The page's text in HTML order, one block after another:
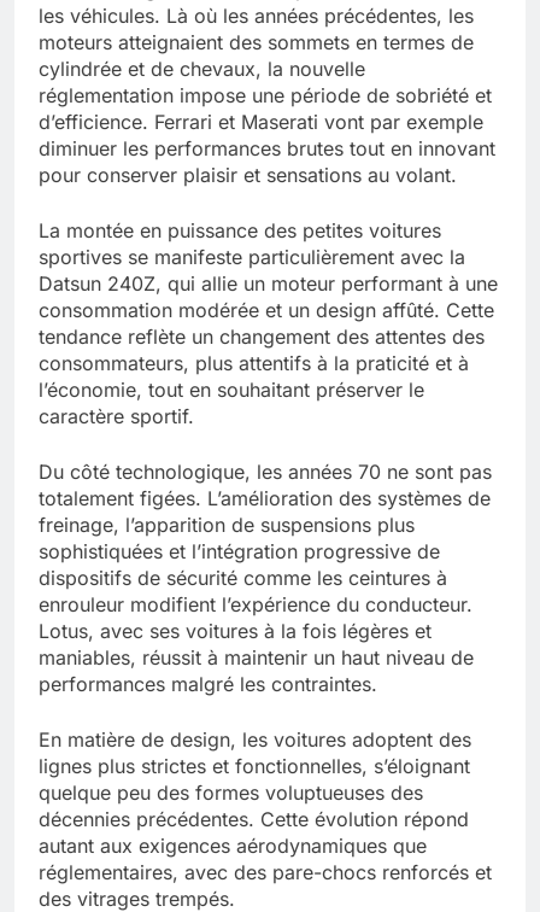
les véhicules. Là où les années précédentes, les
moteurs atteignaient des sommets en termes de
cylindrée et de chevaux, la nouvelle
réglementation impose une période de sobriété et
d’efficience. Ferrari et Maserati vont par exemple
diminuer les performances brutes tout en innovant
pour conserver plaisir et sensations au volant.
La montée en puissance des petites voitures
sportives se manifeste particulièrement avec la
Datsun 240Z, qui allie un moteur performant à une
consommation modérée et un design affûté. Cette
tendance reflète un changement des attentes des
consommateurs, plus attentifs à la praticité et à
l’économie, tout en souhaitant préserver le
caractère sportif.
Du côté technologique, les années 70 ne sont pas
totalement figées. L’amélioration des systèmes de
freinage, l’apparition de suspensions plus
sophistiquées et l’intégration progressive de
dispositifs de sécurité comme les ceintures à
enrouleur modifient l’expérience du conducteur.
Lotus, avec ses voitures à la fois légères et
maniables, réussit à maintenir un haut niveau de
performances malgré les contraintes.
En matière de design, les voitures adoptent des
lignes plus strictes et fonctionnelles, s’éloignant
quelque peu des formes voluptueuses des
décennies précédentes. Cette évolution répond
autant aux exigences aérodynamiques que
réglementaires, avec des pare-chocs renforcés et
des vitrages trempés.